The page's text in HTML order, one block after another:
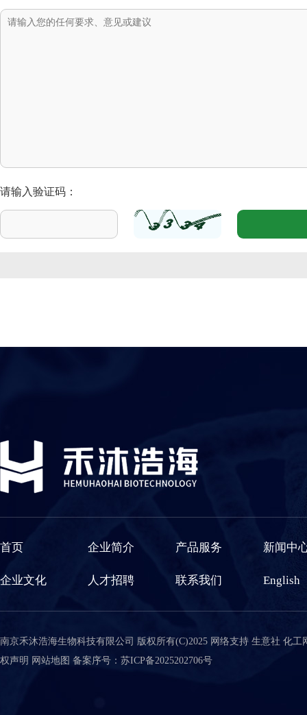
请输入验证码：
首页 企业简介 产品服务 新闻中
企业文化 人才招聘 联系我们 English
南京禾沐浩海生物科技有限公司 版权所有(C)2025 网络支持 生意社 化工
权声明 网站地图 备案序号：苏ICP备2025202706号